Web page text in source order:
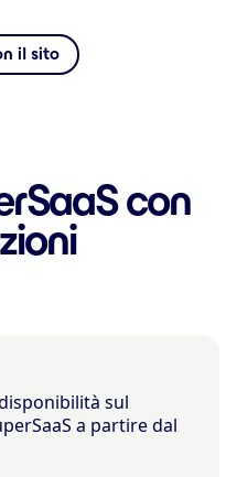
il sito
con
sul
a partire dal